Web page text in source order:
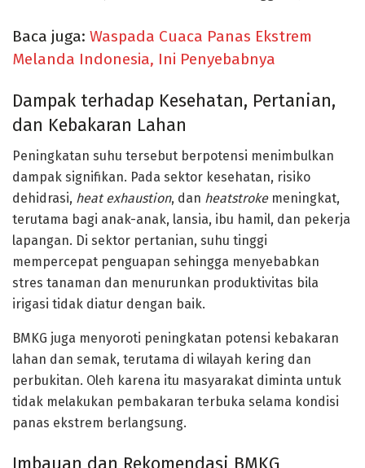
Baca juga: Waspada Cuaca Panas Ekstrem
Melanda Indonesia, Ini Penyebabnya
Dampak terhadap Kesehatan, Pertanian,
dan Kebakaran Lahan
Peningkatan suhu tersebut berpotensi menimbulkan
dampak signifikan. Pada sektor kesehatan, risiko
dehidrasi, heat exhaustion, dan heatstrokemeningkat,
terutama bagi anak-anak, lansia, ibu hamil, dan pekerja
lapangan. Di sektor pertanian, suhu tinggi
mempercepat penguapan sehingga menyebabkan
stres tanaman dan menurunkan produktivitas bila
irigasi tidak diatur dengan baik.
BMKG juga menyoroti peningkatan potensi kebakaran
lahan dan semak, terutama di wilayah kering dan
perbukitan. Oleh karena itu masyarakat diminta untuk
tidak melakukan pembakaran terbuka selama kondisi
panas ekstrem berlangsung.